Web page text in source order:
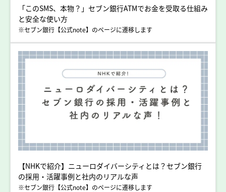
「このSMS、本物？」セブン銀行ATMでお金を受取る仕組み
と安全な使い方
※セブン銀行【公式note】のページに遷移します
【NHKで紹介】ニューロダイバーシティとは？セブン銀行
の採用・活躍事例と社内のリアルな声
※セブン銀行【公式note】のページに遷移します